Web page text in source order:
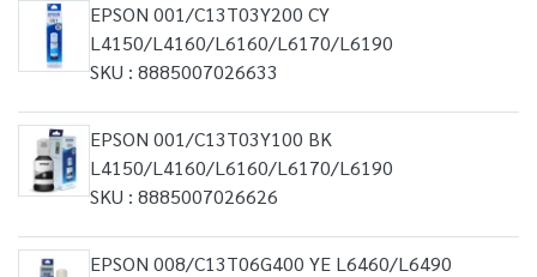
EPSON 001/C13T03Y200 CY
L4150/L4160/L6160/L6170/L6190
SKU : 8885007026633
EPSON 001/C13T03Y100 BK
L4150/L4160/L6160/L6170/L6190
SKU : 8885007026626
EPSON 008/C13T06G400 YE L6460/L6490